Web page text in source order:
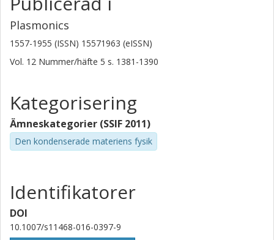
Plasmonics
1557-1955 (ISSN) 15571963 (eISSN)
Vol. 12 Nummer/häfte 5 s. 1381-1390
Kategorisering
Ämneskategorier (SSIF 2011)
Den kondenserade materiens fysik
Identifikatorer
DOI
10.1007/s11468-016-0397-9